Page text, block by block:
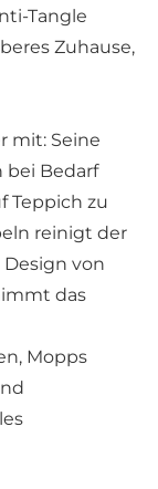
Tangle
Zuhause,
mit: Seine
bei Bedarf
Teppich zu
reinigt der
von
das
Mopps